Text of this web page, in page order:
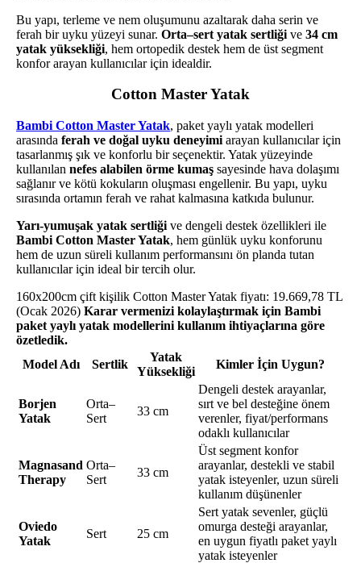
Bu yapı, terleme ve nem oluşumunu azaltarak daha serin ve
ferah bir uyku yüzeyi sunar. Orta–sert yatak sertliği ve 34 cm
yatak yüksekliği, hem ortopedik destek hem de üst segment
konfor arayan kullanıcılar için idealdir.
Cotton Master Yatak
Bambi Cotton Master Yatak, paket yaylı yatak modelleri
arasında ferah ve doğal uyku deneyimi arayan kullanıcılar için
tasarlanmış şık ve konforlu bir seçenektir. Yatak yüzeyinde
kullanılan nefes alabilen örme kumaş sayesinde hava dolaşımı
sağlanır ve kötü kokuların oluşması engellenir. Bu yapı, uyku
sırasında ortamın ferah ve rahat kalmasına katkıda bulunur.
Yarı-yumuşak yatak sertliği ve dengeli destek özellikleri ile
Bambi Cotton Master Yatak, hem günlük uyku konforunu
hem de uzun süreli kullanım performansını ön planda tutan
kullanıcılar için ideal bir tercih olur.
160x200cm çift kişilik Cotton Master Yatak fiyatı: 19.669,78 TL
(Ocak 2026) Karar vermenizi kolaylaştırmak için Bambi
paket yaylı yatak modellerini kullanım ihtiyaçlarına göre
özetledik.
Model Adı
Sertlik
Yatak
Yüksekliği
Kimler İçin Uygun?
Borjen
Yatak
Orta–
Sert
33 cm
Dengeli destek arayanlar,
sırt ve bel desteğine önem
verenler, fiyat/performans
odaklı kullanıcılar
Magnasand
Therapy
Orta–
Sert
33 cm
Üst segment konfor
arayanlar, destekli ve stabil
yatak isteyenler, uzun süreli
kullanım düşünenler
Oviedo
Yatak
Sert 25 cm
Sert yatak sevenler, güçlü
omurga desteği arayanlar,
en uygun fiyatlı paket yaylı
yatak isteyenler